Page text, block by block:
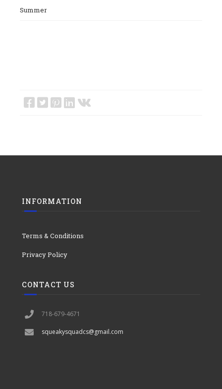
Summer
INFORMATION
Terms & Conditions
Privacy Policy
CONTACT US
718-679-4671
squeakysquadcs@gmail.com